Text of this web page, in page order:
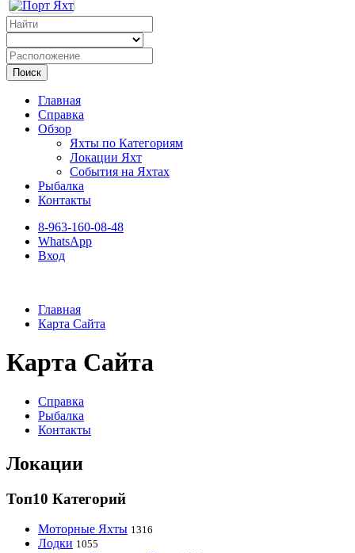
Поиск
Главная
Справка
Обзор
Яхты по Категориям
Локации Яхт
События на Яхтах
Рыбалка
Контакты
8-963-160-08-48
WhatsApp
Вход
Главная
Карта Сайта
Карта Сайта
Справка
Рыбалка
Контакты
Локации
Топ10 Категорий
Моторные Яхты 1316
Лодки 1055